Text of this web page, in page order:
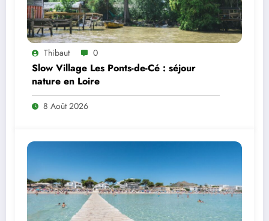
Thibaut 0
Slow Village Les Ponts-de-Cé : séjour
nature en Loire
8 Août 2026